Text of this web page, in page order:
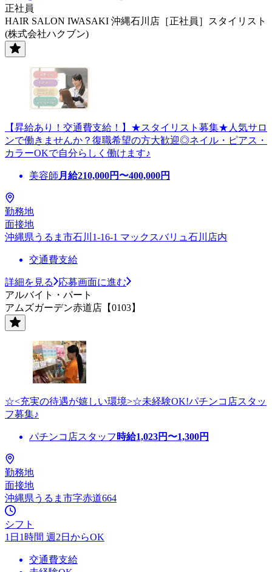
正社員
HAIR SALON IWASAKI 沖縄石川店［正社員］スタイリスト
(株式会社ハクブン)
【昇給あり！交通費支給！】★スタイリスト募集★人気サロ
ンで働きませんか？復職希望の方大歓迎◎ネイル・ピアス・
カラーOKで自分らしく働けます♪
美容師 月給210,000円〜400,000円
勤務地
面接地
沖縄県うるま市石川1-16-1 マックスバリュ石川店内
交通費支給
詳細を見る
応募画面に進む
アルバイト・パート
アムズガーデン赤道店【0103】
☆<充実の待遇が嬉しい環境>☆未経験OK!パチンコ店スタッ
フ募集♪
パチンコ店スタッフ 時給1,023円〜1,300円
勤務地
面接地
沖縄県うるま市字赤道664
シフト
1日1時間 週2日からOK
交通費支給